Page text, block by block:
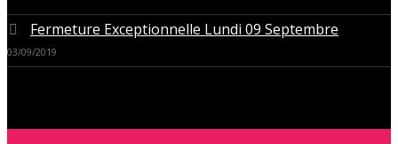
Fermeture Exceptionnelle Lundi 09 Septembre
03/09/2019